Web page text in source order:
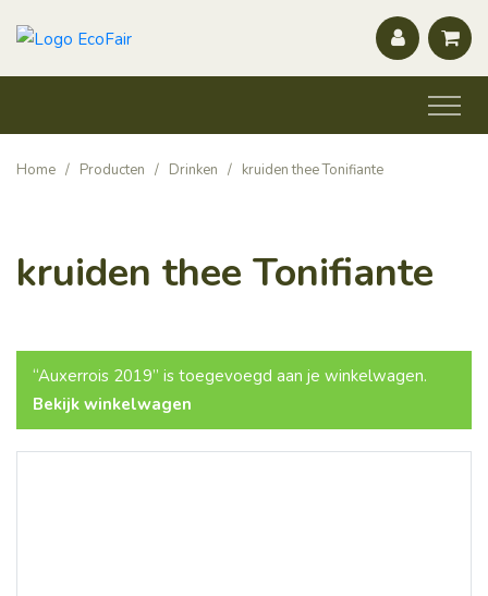
Home / Producten / Drinken / kruiden thee Tonifiante
kruiden thee Tonifiante
“Auxerrois 2019” is toegevoegd aan je winkelwagen.
Bekijk winkelwagen